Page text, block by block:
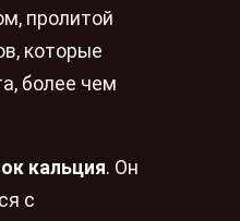
пролитой
которые
более чем
кальция. Он
с